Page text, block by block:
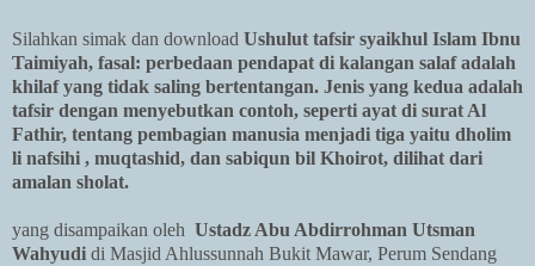
Silahkan simak dan download Ushulut tafsir syaikhul Islam Ibnu
Taimiyah, fasal: perbedaan pendapat di kalangan salaf adalah
khilaf yang tidak saling bertentangan. Jenis yang kedua adalah
tafsir dengan menyebutkan contoh, seperti ayat di surat Al
Fathir, tentang pembagian manusia menjadi tiga yaitu dholim
li nafsihi , muqtashid, dan sabiqun bil Khoirot, dilihat dari
amalan sholat.
yang disampaikan oleh Ustadz Abu Abdirrohman Utsman
Wahyudi di Masjid Ahlussunnah Bukit Mawar, Perum Sendang